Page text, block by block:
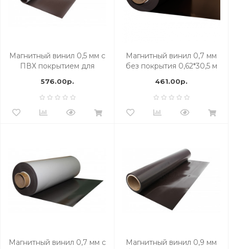
Магнитный винил 0,5 мм с
ПВХ покрытием для
576.00р.
Магнитный винил 0,7 мм
без покрытия 0,62*30,5 м
461.00р.
Магнитный винил 0,7 мм с
Магнитный винил 0,9 мм